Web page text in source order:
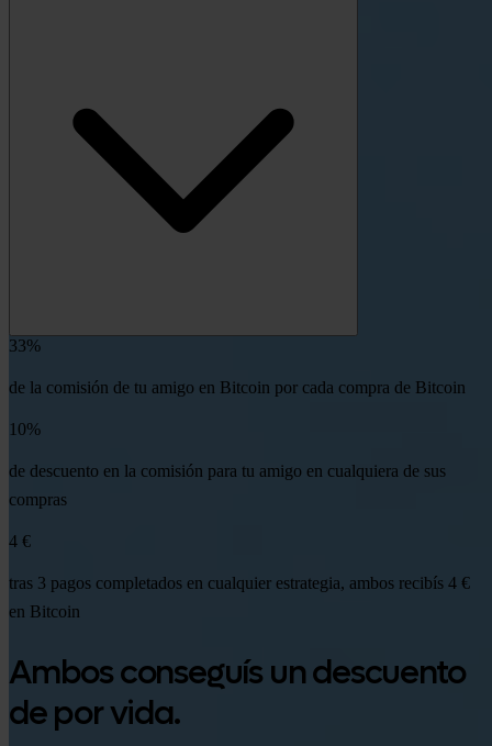
33%
de la comisión de tu amigo en Bitcoin por cada compra de Bitcoin
10%
de descuento en la comisión para tu amigo en cualquiera de sus
compras
4 €
tras 3 pagos completados en cualquier estrategia, ambos recibís 4 €
en Bitcoin
Ambos conseguís un descuento
de por vida.